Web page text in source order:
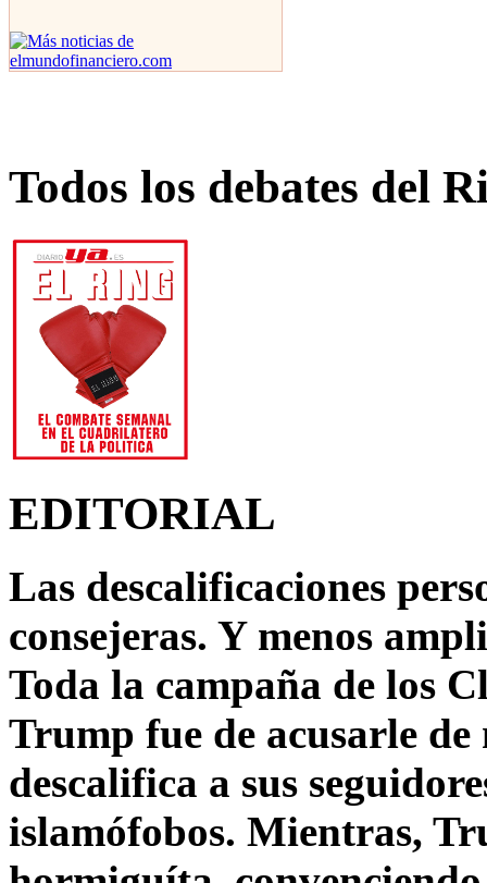
Todos los debates del
EDITORIAL
Las descalificaciones
consejeras. Y menos
Toda la campaña de los
Trump fue de acusarle
descalifica a sus
islamófobos. Mientras,